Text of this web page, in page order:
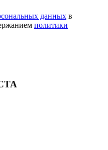
данных в
политики